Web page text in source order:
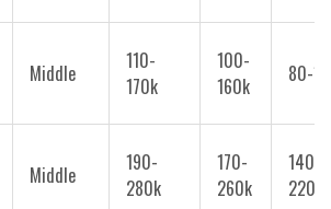
Middle
110-
170k
100-
160k
80-
Middle
190-
280k
170-
260k
140-
220k